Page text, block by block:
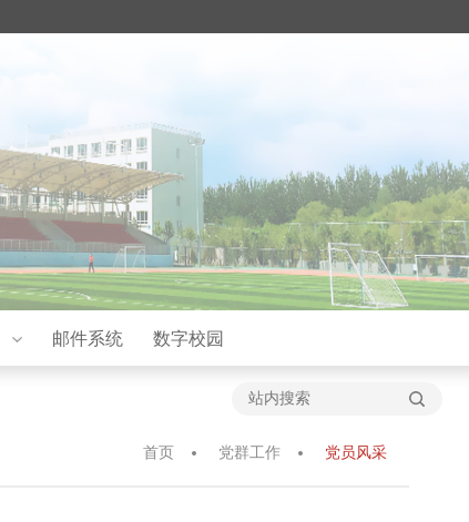
邮件系统 数字校园
首页 党群工作 党员风采